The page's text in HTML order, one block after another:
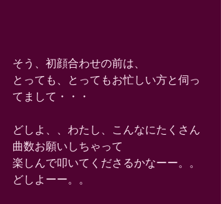
そう、初顔合わせの前は、
とっても、とってもお忙しい方と伺っ
てまして・・・
どしよ、、わたし、こんなにたくさん
曲数お願いしちゃって
楽しんで叩いてくださるかなーー。。
どしよーー。。